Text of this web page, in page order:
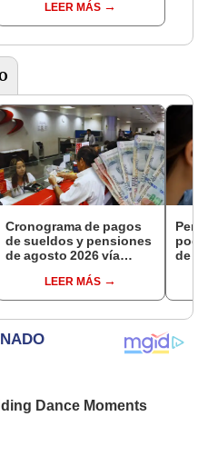
pensiones estás
LEER MÁS
Cronograma de pagos
de sueldos y pensiones
de agosto 2026 vía
conoce las fechas de
depósito
LEER MÁS
de